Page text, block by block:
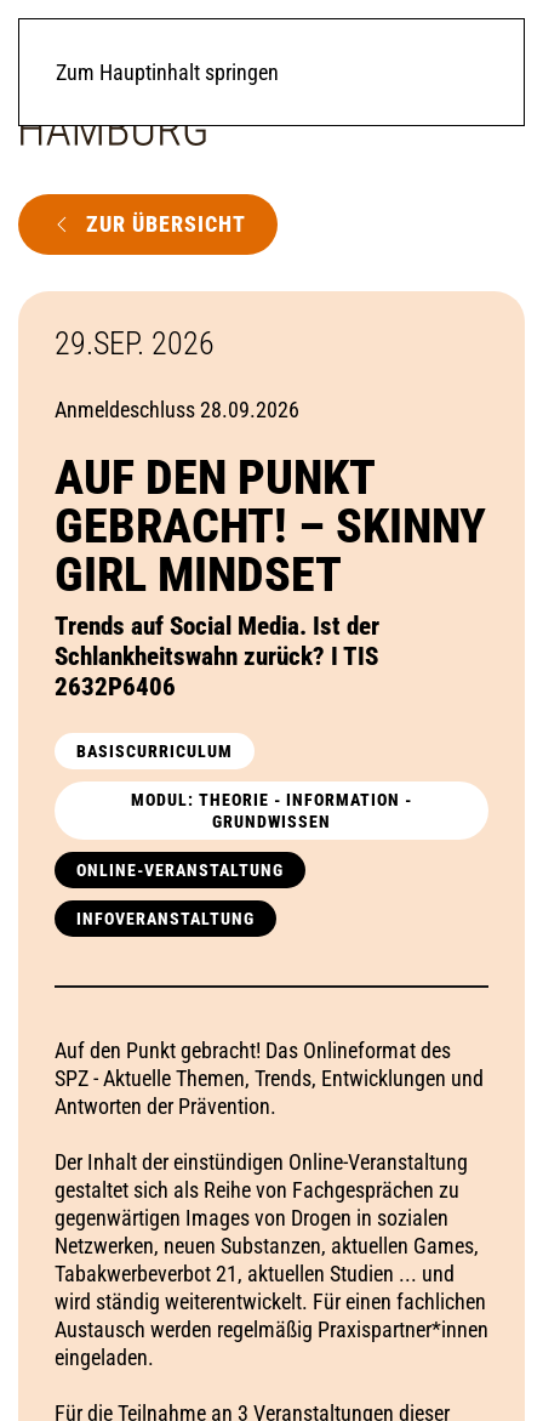
Zum Hauptinhalt springen
ZUR ÜBERSICHT
29.SEP. 2026
Anmeldeschluss 28.09.2026
AUF DEN PUNKT
GEBRACHT! – SKINNY
GIRL MINDSET
Trends auf Social Media. Ist der
Schlankheitswahn zurück? I TIS
2632P6406
BASISCURRICULUM
MODUL: THEORIE - INFORMATION -
GRUNDWISSEN
ONLINE-VERANSTALTUNG
INFOVERANSTALTUNG
Auf den Punkt gebracht! Das Onlineformat des
SPZ - Aktuelle Themen, Trends, Entwicklungen und
Antworten der Prävention.
Der Inhalt der einstündigen Online-Veranstaltung
gestaltet sich als Reihe von Fachgesprächen zu
gegenwärtigen Images von Drogen in sozialen
Netzwerken, neuen Substanzen, aktuellen Games,
Tabakwerbeverbot 21, aktuellen Studien ... und
wird ständig weiterentwickelt. Für einen fachlichen
Austausch werden regelmäßig Praxispartner*innen
eingeladen.
Für die Teilnahme an 3 Veranstaltungen dieser